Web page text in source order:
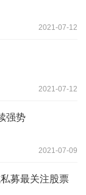
2021-07-12
2021-07-12
强势
2021-07-09
募最关注股票